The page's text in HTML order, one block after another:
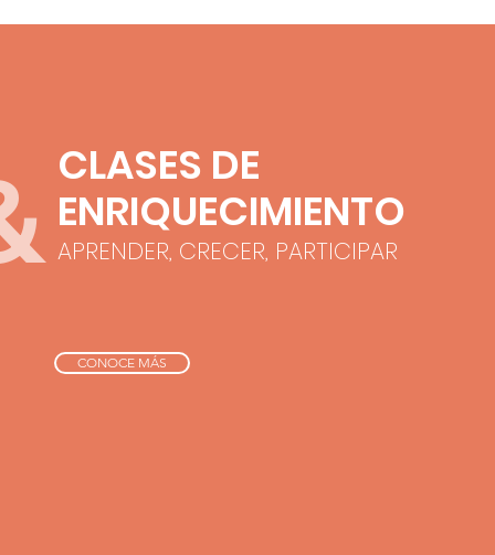
CLASES DE
ENRIQUECIMIENTO
APRENDER, CRECER, PARTICIPAR
CONOCE MÁS